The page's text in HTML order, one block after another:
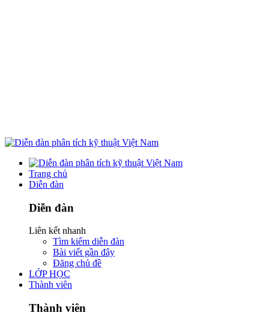
Trang chủ
Diễn đàn
Diễn đàn
Liên kết nhanh
Tìm kiếm diễn đàn
Bài viết gần đây
Đăng chủ đề
LỚP HỌC
Thành viên
Thành viên